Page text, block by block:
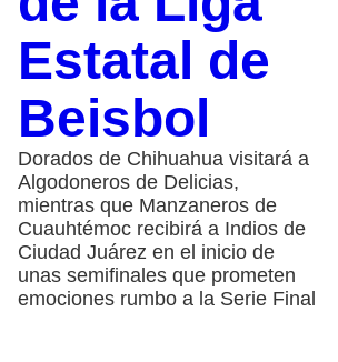
Estatal de
Beisbol
Dorados de Chihuahua visitará a
Algodoneros de Delicias,
mientras que Manzaneros de
Cuauhtémoc recibirá a Indios de
Ciudad Juárez en el inicio de
unas semifinales que prometen
emociones rumbo a la Serie Final